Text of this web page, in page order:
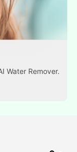
Water Remover.